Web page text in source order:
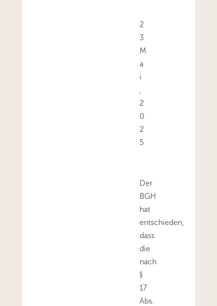
2
3
M
a
i
,
2
0
2
5
Der
BGH
hat
entschieden,
dass
die
nach
§
17
Abs.